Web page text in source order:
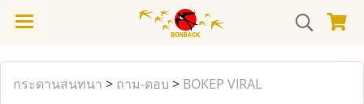
กระดานสนทนา > ถาม-ตอบ > BOKEP VIRAL